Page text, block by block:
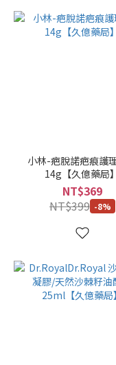
價格
(NT$)
寸
20g
(1)
小林-疤脫諾疤痕護
14g【久億藥局】
NT$369
NT$399 -8%